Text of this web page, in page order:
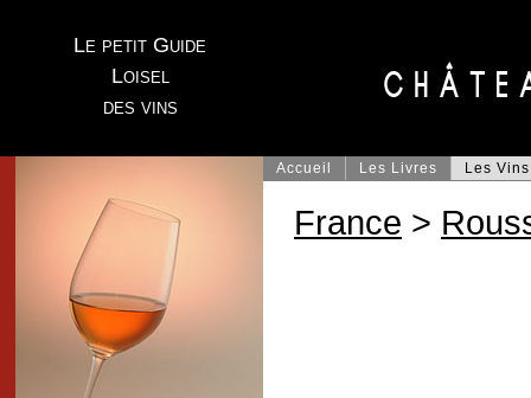
Le petit Guide
Loisel
des vins
Accueil Les Livres Les Vins
France >